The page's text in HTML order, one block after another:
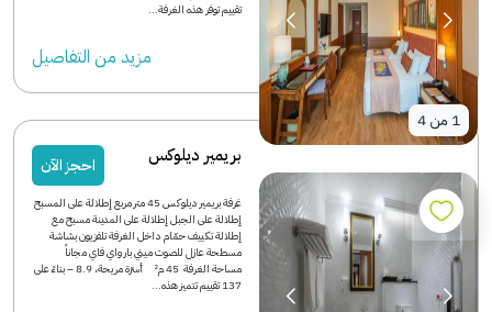
1 من4
تقييم توفر هذه الغرفة...
مزید من التفاصیل
بريمير ديلوكس احجز الآن
غرفة بريمير ديلوكس 45 متر مربع إطلالة على المسبح
إطلالة على الجبل إطلالة على المدينة مسبح مع
إطلالة تكييف حمّام داخل الغرفة تلفزيون بشاشة
مسطحة عازل للصوت ميني بار واي فاي مجاناً
مساحة الغرفة 45 م² أسرّة مريحة، 8.9 – بناءً على
137 تقييم تتميز هذه...